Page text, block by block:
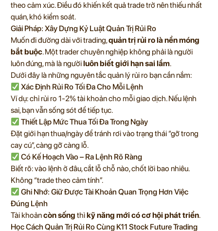
theo cảm xúc. Điều đó khiến kết quả trade trở nên thiếu nhất
quán, khó kiểm soát.
Giải Pháp: Xây Dựng Kỷ Luật Quản Trị Rủi Ro
Muốn đi đường dài với trading,quản trị rủi ro là nền móng
bắt buộc. Một trader chuyên nghiệp không phải là người
luôn đúng, mà là ngườiluôn biết giới hạn sai lầm.
Dưới đây là những nguyên tắc quản lý rủi ro bạn cần nắm:
Xác Định Rủi Ro Tối Đa Cho Mỗi Lệnh
Ví dụ: chỉ rủi ro 1-2% tài khoản cho mỗi giao dịch. Nếu lệnh
sai, bạn vẫn sống sót để tiếp tục.
Thiết Lập Mức Thua Tối Đa Trong Ngày
Đặt giới hạn thua/ngày để tránh rơi vào trạng thái “gỡ trong
cay cú”, càng gỡ càng lỗ.
Có Kế Hoạch Vào – Ra Lệnh Rõ Ràng
Biết rõ: vào lệnh ở đâu, cắt lỗ chỗ nào, chốt lời bao nhiêu.
Không “trade theo cảm tính”.
Ghi Nhớ: Giữ Được Tài Khoản Quan Trọng Hơn Việc
Đúng Lệnh
Tài khoảncòn sống thìkỹ năng mới có cơ hội phát triển.
Học Cách Quản Trị Rủi Ro Cùng K11 Stock Future Trading